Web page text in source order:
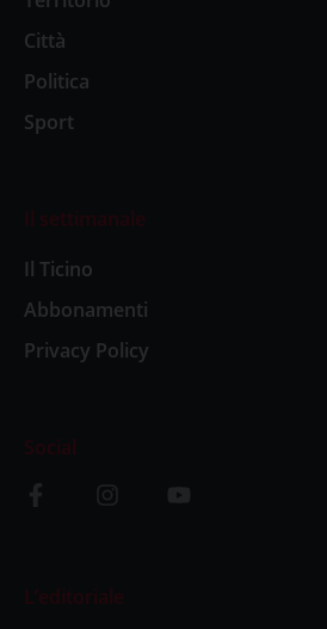
Città
Politica
Sport
Il settimanale
Il Ticino
Abbonamenti
Privacy Policy
Social
L’editoriale